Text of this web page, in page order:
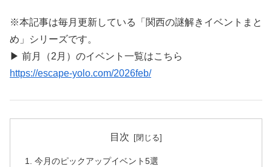
※本記事は毎月更新している「関西の謎解きイベントまと
め」シリーズです。
▶ 前月（2月）のイベント一覧はこちら
https://escape-yolo.com/2026feb/
目次
今月のピックアップイベント5選